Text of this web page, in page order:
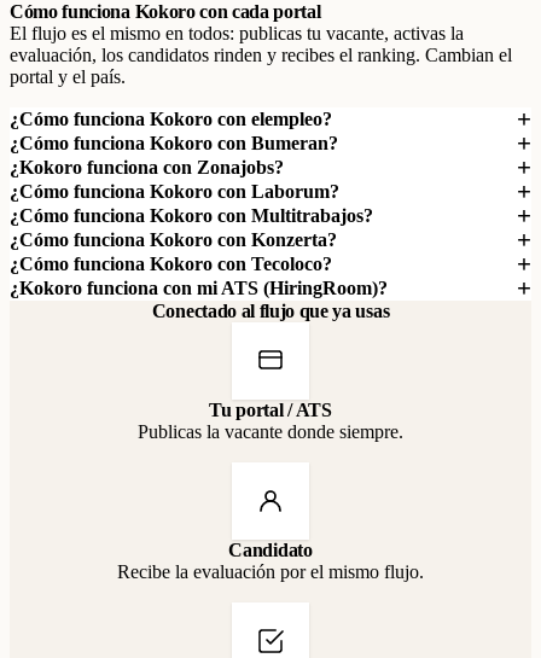
Cómo funciona Kokoro con cada portal
El flujo es el mismo en todos: publicas tu vacante, activas la
evaluación, los candidatos rinden y recibes el ranking. Cambian el
portal y el país.
¿Cómo funciona Kokoro con elempleo?
¿Cómo funciona Kokoro con Bumeran?
¿Kokoro funciona con Zonajobs?
¿Cómo funciona Kokoro con Laborum?
¿Cómo funciona Kokoro con Multitrabajos?
¿Cómo funciona Kokoro con Konzerta?
¿Cómo funciona Kokoro con Tecoloco?
¿Kokoro funciona con mi ATS (HiringRoom)?
Conectado al flujo que ya usas
Tu portal / ATS
Publicas la vacante donde siempre.
Candidato
Recibe la evaluación por el mismo flujo.